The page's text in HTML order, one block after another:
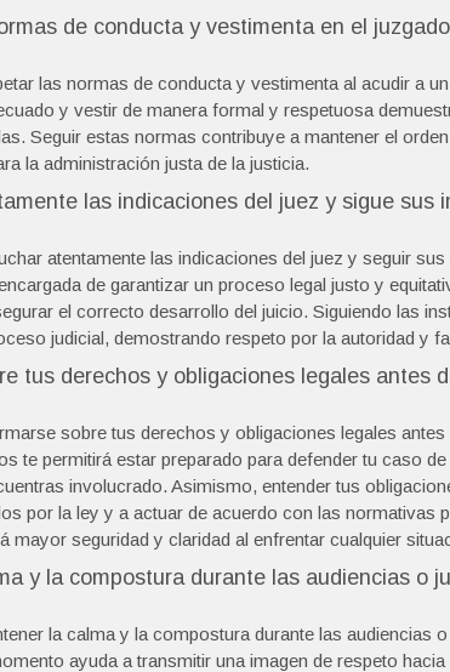
de conducta y vestimenta en el
las normas de conducta y vestimenta al acudir a
y vestir de manera formal y respetuosa
Seguir estas normas contribuye a mantener el
la administración justa de la justicia.
las indicaciones del juez y sigue sus
atentamente las indicaciones del juez y seguir
de garantizar un proceso legal justo y
el correcto desarrollo del juicio. Siguiendo las
judicial, demostrando respeto por la autoridad y
tus derechos y obligaciones legales antes
sobre tus derechos y obligaciones legales
te permitirá estar preparado para defender tu caso
involucrado. Asimismo, entender tus
por la ley y a actuar de acuerdo con las normativas
mayor seguridad y claridad al enfrentar cualquier
y la compostura durante las audiencias o
la calma y la compostura durante las audiencias
ayuda a transmitir una imagen de respeto